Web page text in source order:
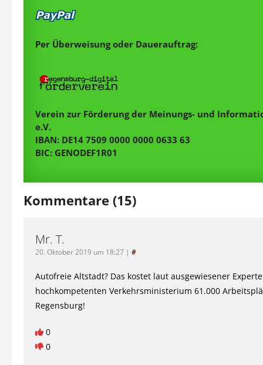
Per Überweisung oder Dauerauftrag:
Verein zur Förderung der Meinungs- und
e.V.
IBAN: DE14 7509 0000 0000 0633 63
BIC: GENODEF1R01
Kommentare (15)
Mr. T.
20. Oktober 2019 um 18:27 | #
Autofreie Altstadt? Das kostet laut ausgewiesener
hochkompetenten Verkehrsministerium 61.000
Regensburg!
0
0